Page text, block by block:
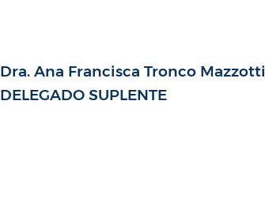
Dra. Ana Francisca Tronco Mazzotti
DELEGADO SUPLENTE